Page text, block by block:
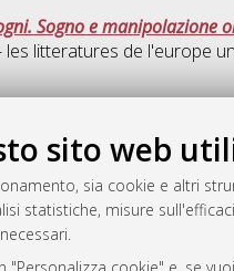
sito web
sia cookie e altri
statistiche, misure
Sogno e manipolazione
les litteratures de l'europe
gestito da